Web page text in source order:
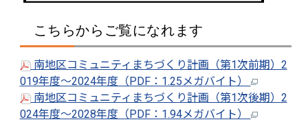
こちらからご覧になれます
南地区コミュニティまちづくり計画（第1次前期）2
019年度～2024年度（PDF：1.25メガバイト）
南地区コミュニティまちづくり計画（第1次後期）2
024年度～2028年度（PDF：1.94メガバイト）